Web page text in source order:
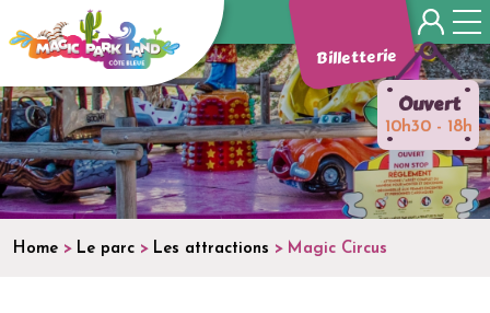
Billetterie
• •
Ouvert
10h30 - 18h
• •
Home Le parc Les attractions Magic Circus
Panneau de gestion des cookies